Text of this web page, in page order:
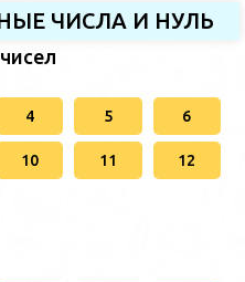
ЧИСЛА И НУЛЬ
4 5 6
10 11 12